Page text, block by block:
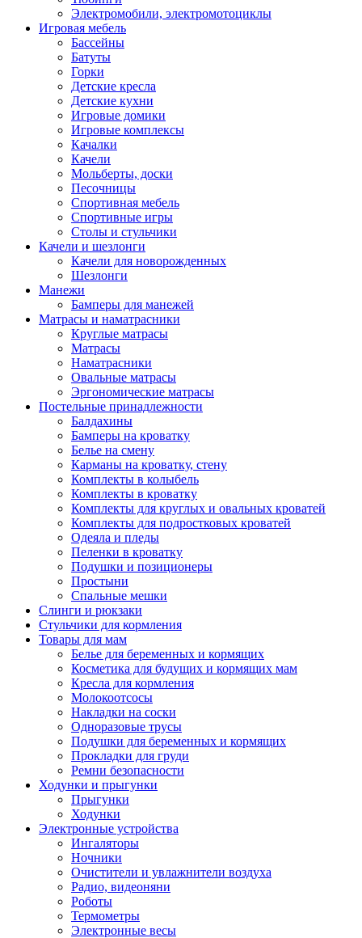
Электромобили, электромотоциклы
Игровая мебель
Бассейны
Батуты
Горки
Детские кресла
Детские кухни
Игровые домики
Игровые комплексы
Качалки
Качели
Мольберты, доски
Песочницы
Спортивная мебель
Спортивные игры
Столы и стульчики
Качели и шезлонги
Качели для новорожденных
Шезлонги
Манежи
Бамперы для манежей
Матрасы и наматрасники
Круглые матрасы
Матрасы
Наматрасники
Овальные матрасы
Эргономические матрасы
Постельные принадлежности
Балдахины
Бамперы на кроватку
Белье на смену
Карманы на кроватку, стену
Комплекты в колыбель
Комплекты в кроватку
Комплекты для круглых и овальных кроватей
Комплекты для подростковых кроватей
Одеяла и пледы
Пеленки в кроватку
Подушки и позиционеры
Простыни
Спальные мешки
Слинги и рюкзаки
Стульчики для кормления
Товары для мам
Белье для беременных и кормящих
Косметика для будущих и кормящих мам
Кресла для кормления
Молокоотсосы
Накладки на соски
Одноразовые трусы
Подушки для беременных и кормящих
Прокладки для груди
Ремни безопасности
Ходунки и прыгунки
Прыгунки
Ходунки
Электронные устройства
Ингаляторы
Ночники
Очистители и увлажнители воздуха
Радио, видеоняни
Роботы
Термометры
Электронные весы